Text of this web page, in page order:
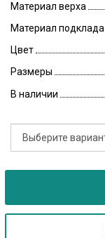
Материал верха
Материал подклада
Цвет
Размеры
В наличии